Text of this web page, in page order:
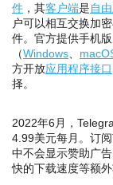
件 ，其客户端是自
户可以相互交换加
件。官方提供手机版
（Windows
方开放应用程序接口
择。
2022年6月，
4.99美元每月。订
中不会显示赞助广
快的下载速度等额外